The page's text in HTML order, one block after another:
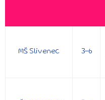
MŠ Slivenec 3-6